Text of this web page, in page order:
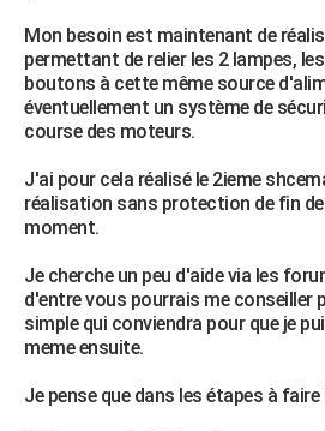
GUIDES D'ACHAT
BONS PLANS
CARTE DE VOEUX
DICTIONNAIRE
Dictionnaire
Biographies
Citations
Expressions
Proverbes
PROGRAMME TV
COPAINS D'AVANT
S'inscrire
Se connecter
Lycées
Collèges
Primaires
Universités
Entreprises
Service militaire
Avis de recherche
AVIS DE DÉCÈS
Bricolage
Lifestyle
Culture
Sport
Auto
Television
Voyage
Cinema
Mon besoin est maintenant de
permettant de relier les 2 lampes,
boutons à cette même source
éventuellement un système de
course des moteurs.
J'ai pour cela réalisé le 2ieme
réalisation sans protection de fin
moment.
Je cherche un peu d'aide via les
d'entre vous pourrais me conseiller
simple qui conviendra pour que je
meme ensuite.
Je pense que dans les étapes à faire